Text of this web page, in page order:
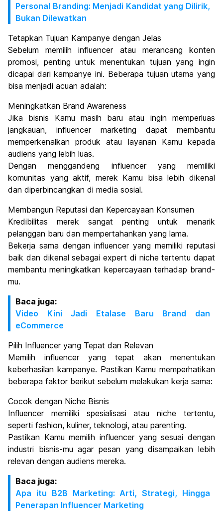
Personal Branding: Menjadi Kandidat yang Dilirik,
Bukan Dilewatkan
Tetapkan Tujuan Kampanye dengan Jelas
Sebelum memilih influencer atau merancang konten
promosi, penting untuk menentukan tujuan yang ingin
dicapai dari kampanye ini. Beberapa tujuan utama yang
bisa menjadi acuan adalah:
Meningkatkan Brand Awareness
Jika bisnis Kamu masih baru atau ingin memperluas
jangkauan, influencer marketing dapat membantu
memperkenalkan produk atau layanan Kamu kepada
audiens yang lebih luas.
Dengan menggandeng influencer yang memiliki
komunitas yang aktif, merek Kamu bisa lebih dikenal
dan diperbincangkan di media sosial.
Membangun Reputasi dan Kepercayaan Konsumen
Kredibilitas merek sangat penting untuk menarik
pelanggan baru dan mempertahankan yang lama.
Bekerja sama dengan influencer yang memiliki reputasi
baik dan dikenal sebagai expert di niche tertentu dapat
membantu meningkatkan kepercayaan terhadap brand-
mu.
Baca juga:
Video Kini Jadi Etalase Baru Brand dan
eCommerce
Pilih Influencer yang Tepat dan Relevan
Memilih influencer yang tepat akan menentukan
keberhasilan kampanye. Pastikan Kamu memperhatikan
beberapa faktor berikut sebelum melakukan kerja sama:
Cocok dengan Niche Bisnis
Influencer memiliki spesialisasi atau niche tertentu,
seperti fashion, kuliner, teknologi, atau parenting.
Pastikan Kamu memilih influencer yang sesuai dengan
industri bisnis-mu agar pesan yang disampaikan lebih
relevan dengan audiens mereka.
Baca juga:
Apa itu B2B Marketing: Arti, Strategi, Hingga
Penerapan Influencer Marketing